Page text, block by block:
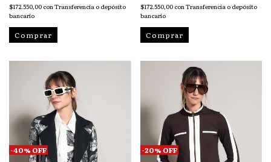
$172.550,00 con Transferencia o depósito
bancario
Comprar
$172.550,00 con Transferencia o depósito
bancario
Comprar
-40% OFF -20% OFF